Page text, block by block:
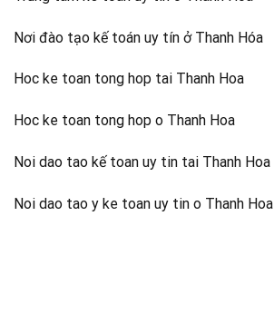
Nơi đào tạo kế toán uy tín ở Thanh Hóa
Hoc ke toan tong hop tai Thanh Hoa
Hoc ke toan tong hop o Thanh Hoa
Noi dao tao kế toan uy tin tai Thanh Hoa
Noi dao tao y ke toan uy tin o Thanh Hoa